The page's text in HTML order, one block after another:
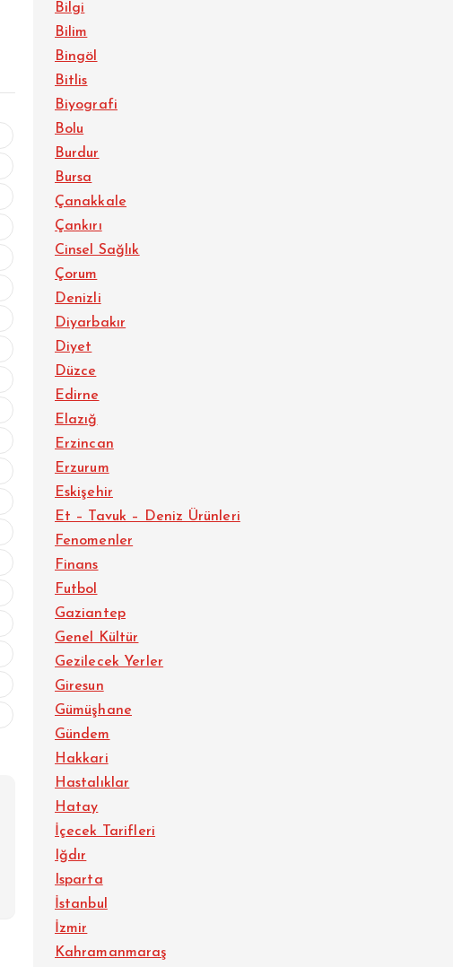
Bilgi
Bilim
Bingöl
Bitlis
Biyografi
Bolu
Burdur
Bursa
Çanakkale
Çankırı
Cinsel Sağlık
Çorum
Denizli
Diyarbakır
Diyet
Düzce
Edirne
Elazığ
Erzincan
Erzurum
Eskişehir
Et – Tavuk – Deniz Ürünleri
Fenomenler
Finans
Futbol
Gaziantep
Genel Kültür
Gezilecek Yerler
Giresun
Gümüşhane
Gündem
Hakkari
Hastalıklar
Hatay
İçecek Tarifleri
Iğdır
Isparta
İstanbul
İzmir
Kahramanmaraş